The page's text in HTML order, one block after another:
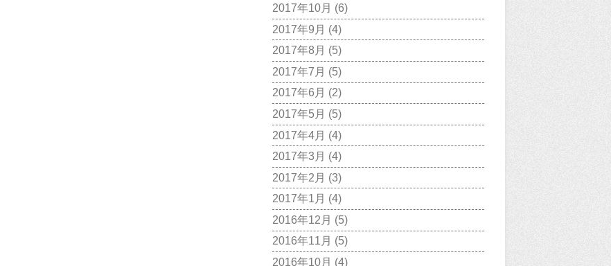
2017年10月 (6)
2017年9月 (4)
2017年8月 (5)
2017年7月 (5)
2017年6月 (2)
2017年5月 (5)
2017年4月 (4)
2017年3月 (4)
2017年2月 (3)
2017年1月 (4)
2016年12月 (5)
2016年11月 (5)
2016年10月 (4)